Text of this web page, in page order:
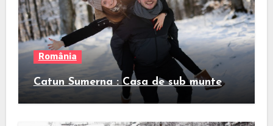
România
Catun Sumerna : Casa de sub munte